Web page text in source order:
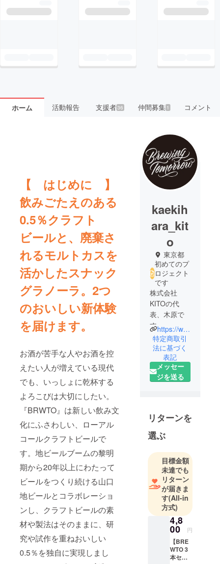
ホーム 活動報告 支援者36 仲間募集 1 コメント
【 はじめに 】
飲みごたえのある
0.5％クラフト
ビールと、廃棄さ
れるモルトカスを
活かしたスナック
グラノーラ。2つ
のおいしい新体験
を届けます。
お酒が苦手な人やお酒を控
えたい人が増えている現代
でも、いっしょに乾杯する
よろこびは大切にしたい。
『BRWTO』は新しい飲み文
化にふさわしい、ローアル
コールクラフトビールで
す。地ビールブームの黎明
期から20年以上にわたって
ビールをつくり続ける山口
地ビールとコラボレーショ
ンし、クラフトビールの素
材や製法はそのままに、研
究や試作を重ねおいしい
0.5％を独自に実現しまし
kaekih
ara_kit
o
東京都
初めてのプ
ロジェクト
です
株式会社
KITOの代
表、木原で
す。
今回、ノン
アルコール
ドリンクブ
ランド
「BrewingTo
クラフト
ビール醸造
所とコラボ
したローア
ルコールク
ラフトビー
ルを発売し
ます。どん
なシーンで
も心地よく
楽しめる、
深い味わい
を持つクラ
https://www.instagram.com/brewing_tomorrow/
特定商取引
法に基づく
表記
メッセー
ジを送る
リターンを
選ぶ
目標金額
未達でも
リターン
が届きま
す(All-in
方式)
4,8
00 円
【BRE
WTO 3
本セッ